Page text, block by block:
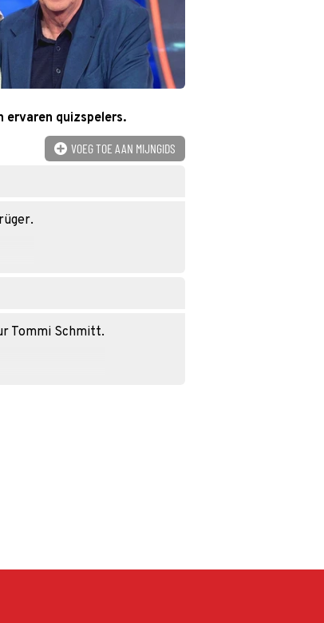
ervaren quizspelers.
VOEG TOE AAN MIJNGIDS
Tommi Schmitt.